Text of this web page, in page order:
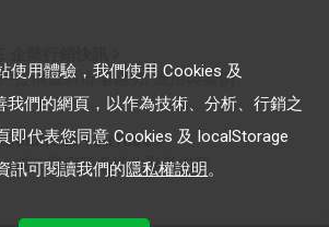
提供最新市場趨勢, 應用與案例
Solutions YouTube
成功案例等多樣化影音內容
使用體驗，我們使用 Cookies 及
我們的網頁，以作為技術、分析、行銷之
即代表您同意 Cookies 及 localStorage
訊可閱讀我們的隱私權說明。